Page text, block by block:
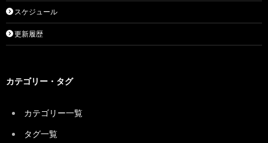
スケジュール
更新履歴
カテゴリー・タグ
カテゴリー一覧
タグ一覧